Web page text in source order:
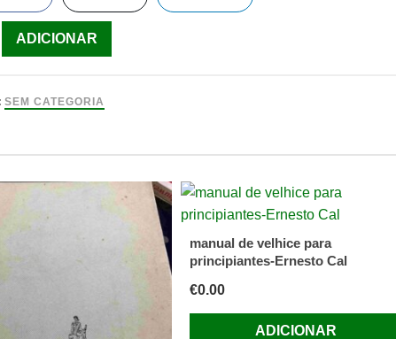
ADICIONAR
SEM CATEGORIA
manual de velhice para
principiantes-Ernesto Cal
€0.00
ADICIONAR